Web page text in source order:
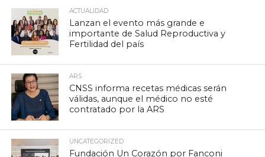
ACTUALIDAD
Lanzan el evento más grande e
importante de Salud Reproductiva y
Fertilidad del país
ARS
CNSS informa recetas médicas serán
válidas, aunque el médico no esté
contratado por la ARS
UNCATEGORIZED
Fundación Un Corazón por Fanconi